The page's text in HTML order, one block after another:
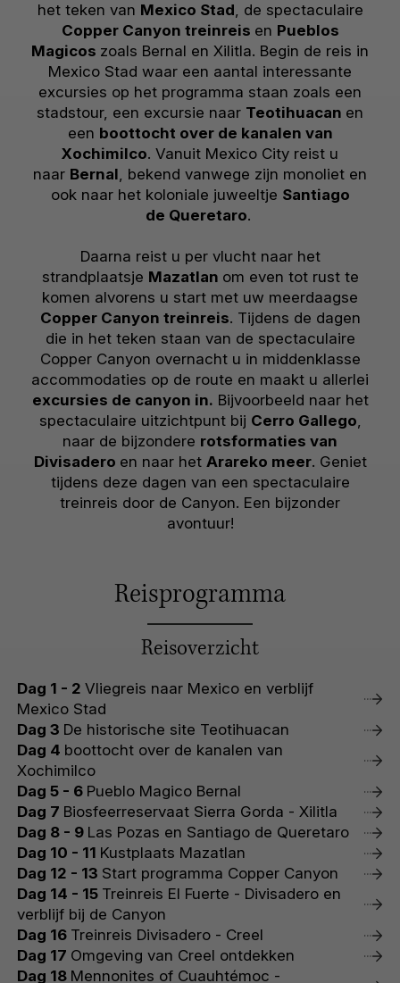
het teken van Mexico Stad, de spectaculaire
Copper Canyon treinreis en Pueblos
Magicos zoals Bernal en Xilitla. Begin de reis in
Mexico Stad waar een aantal interessante
excursies op het programma staan zoals een
stadstour, een excursie naar Teotihuacan en
een boottocht over de kanalen van
Xochimilco. Vanuit Mexico City reist u
naar Bernal, bekend vanwege zijn monoliet en
ook naar het koloniale juweeltje Santiago
de Queretaro.
Daarna reist u per vlucht naar het
strandplaatsje Mazatlan om even tot rust te
komen alvorens u start met uw meerdaagse
Copper Canyon treinreis. Tijdens de dagen
die in het teken staan van de spectaculaire
Copper Canyon overnacht u in middenklasse
accommodaties op de route en maakt u allerlei
excursies de canyon in. Bijvoorbeeld naar het
spectaculaire uitzichtpunt bij Cerro Gallego,
naar de bijzondere rotsformaties van
Divisadero en naar het Arareko meer. Geniet
tijdens deze dagen van een spectaculaire
treinreis door de Canyon. Een bijzonder
avontuur!
Reisprogramma
Reisoverzicht
Dag 1 - 2 Vliegreis naar Mexico en verblijf
Mexico Stad
Dag 3 De historische site Teotihuacan
Dag 4 boottocht over de kanalen van
Xochimilco
Dag 5 - 6 Pueblo Magico Bernal
Dag 7 Biosfeerreservaat Sierra Gorda - Xilitla
Dag 8 - 9 Las Pozas en Santiago de Queretaro
Dag 10 - 11 Kustplaats Mazatlan
Dag 12 - 13 Start programma Copper Canyon
Dag 14 - 15 Treinreis El Fuerte - Divisadero en
verblijf bij de Canyon
Dag 16 Treinreis Divisadero - Creel
Dag 17 Omgeving van Creel ontdekken
Dag 18 Mennonites of Cuauhtémoc -